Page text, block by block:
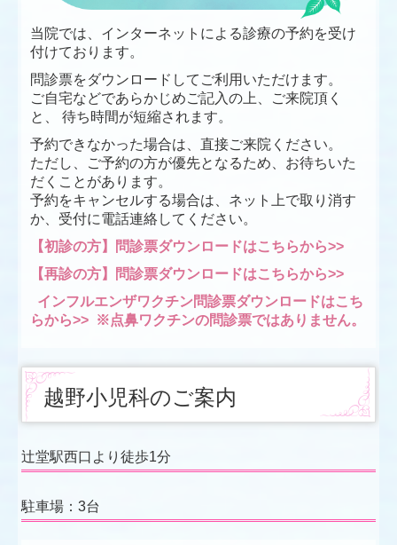
当院では、インターネットによる診療の予約を受け
付けております。
問診票をダウンロードしてご利用いただけます。
ご自宅などであらかじめご記入の上、ご来院頂く
と、 待ち時間が短縮されます。
予約できなかった場合は、直接ご来院ください。
ただし、ご予約の方が優先となるため、お待ちいた
だくことがあります。
予約をキャンセルする場合は、ネット上で取り消す
か、受付に電話連絡してください。
【初診の方】問診票ダウンロードはこちらから>>
【再診の方】問診票ダウンロードはこちらから>>
インフルエンザワクチン問診票ダウンロードはこち
らから>> ※点鼻ワクチンの問診票ではありません。
越野小児科のご案内
辻堂駅西口より徒歩1分
駐車場：3台